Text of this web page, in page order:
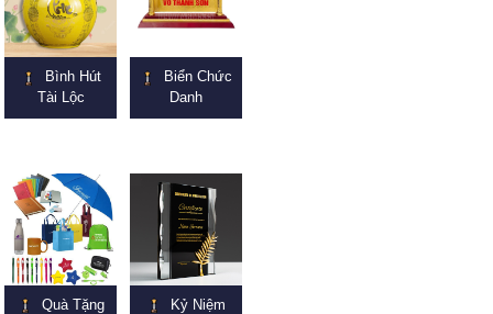
Bình Hút
Tài Lộc
Biển Chức
Danh
Quà Tặng
Kỷ Niệm